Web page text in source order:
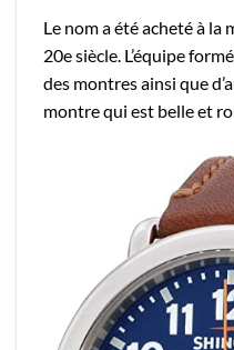
Le nom a été acheté à la
20e siècle. L’équipe
des montres ainsi que
montre qui est belle et